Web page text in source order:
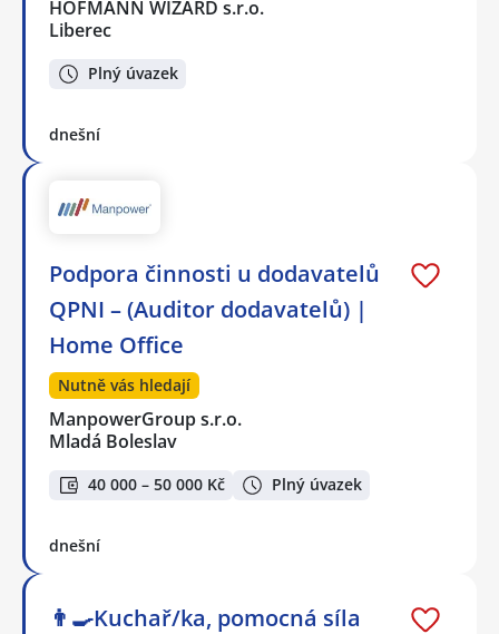
HOFMANN WIZARD s.r.o.
Liberec
Plný úvazek
dnešní
Podpora činnosti u dodavatelů
QPNI – (Auditor dodavatelů) |
Home Office
Nutně vás hledají
ManpowerGroup s.r.o.
Mladá Boleslav
40 000 – 50 000 Kč Plný úvazek
dnešní
👨‍🍳Kuchař/ka, pomocná síla